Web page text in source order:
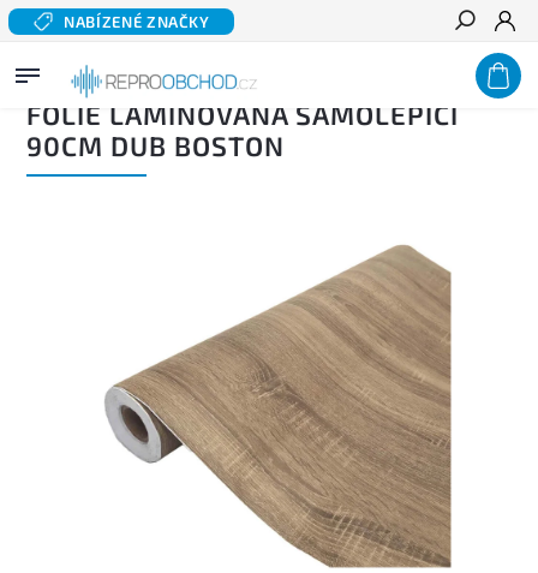
NABÍZENÉ ZNAČKY
Hledat
Domů/ Příslušenství/Tapety a dýhy/Fólie laminovaná samolepící 90cm Dub Boston
FÓLIE LAMINOVANÁ SAMOLEPÍCÍ
90CM DUB BOSTON